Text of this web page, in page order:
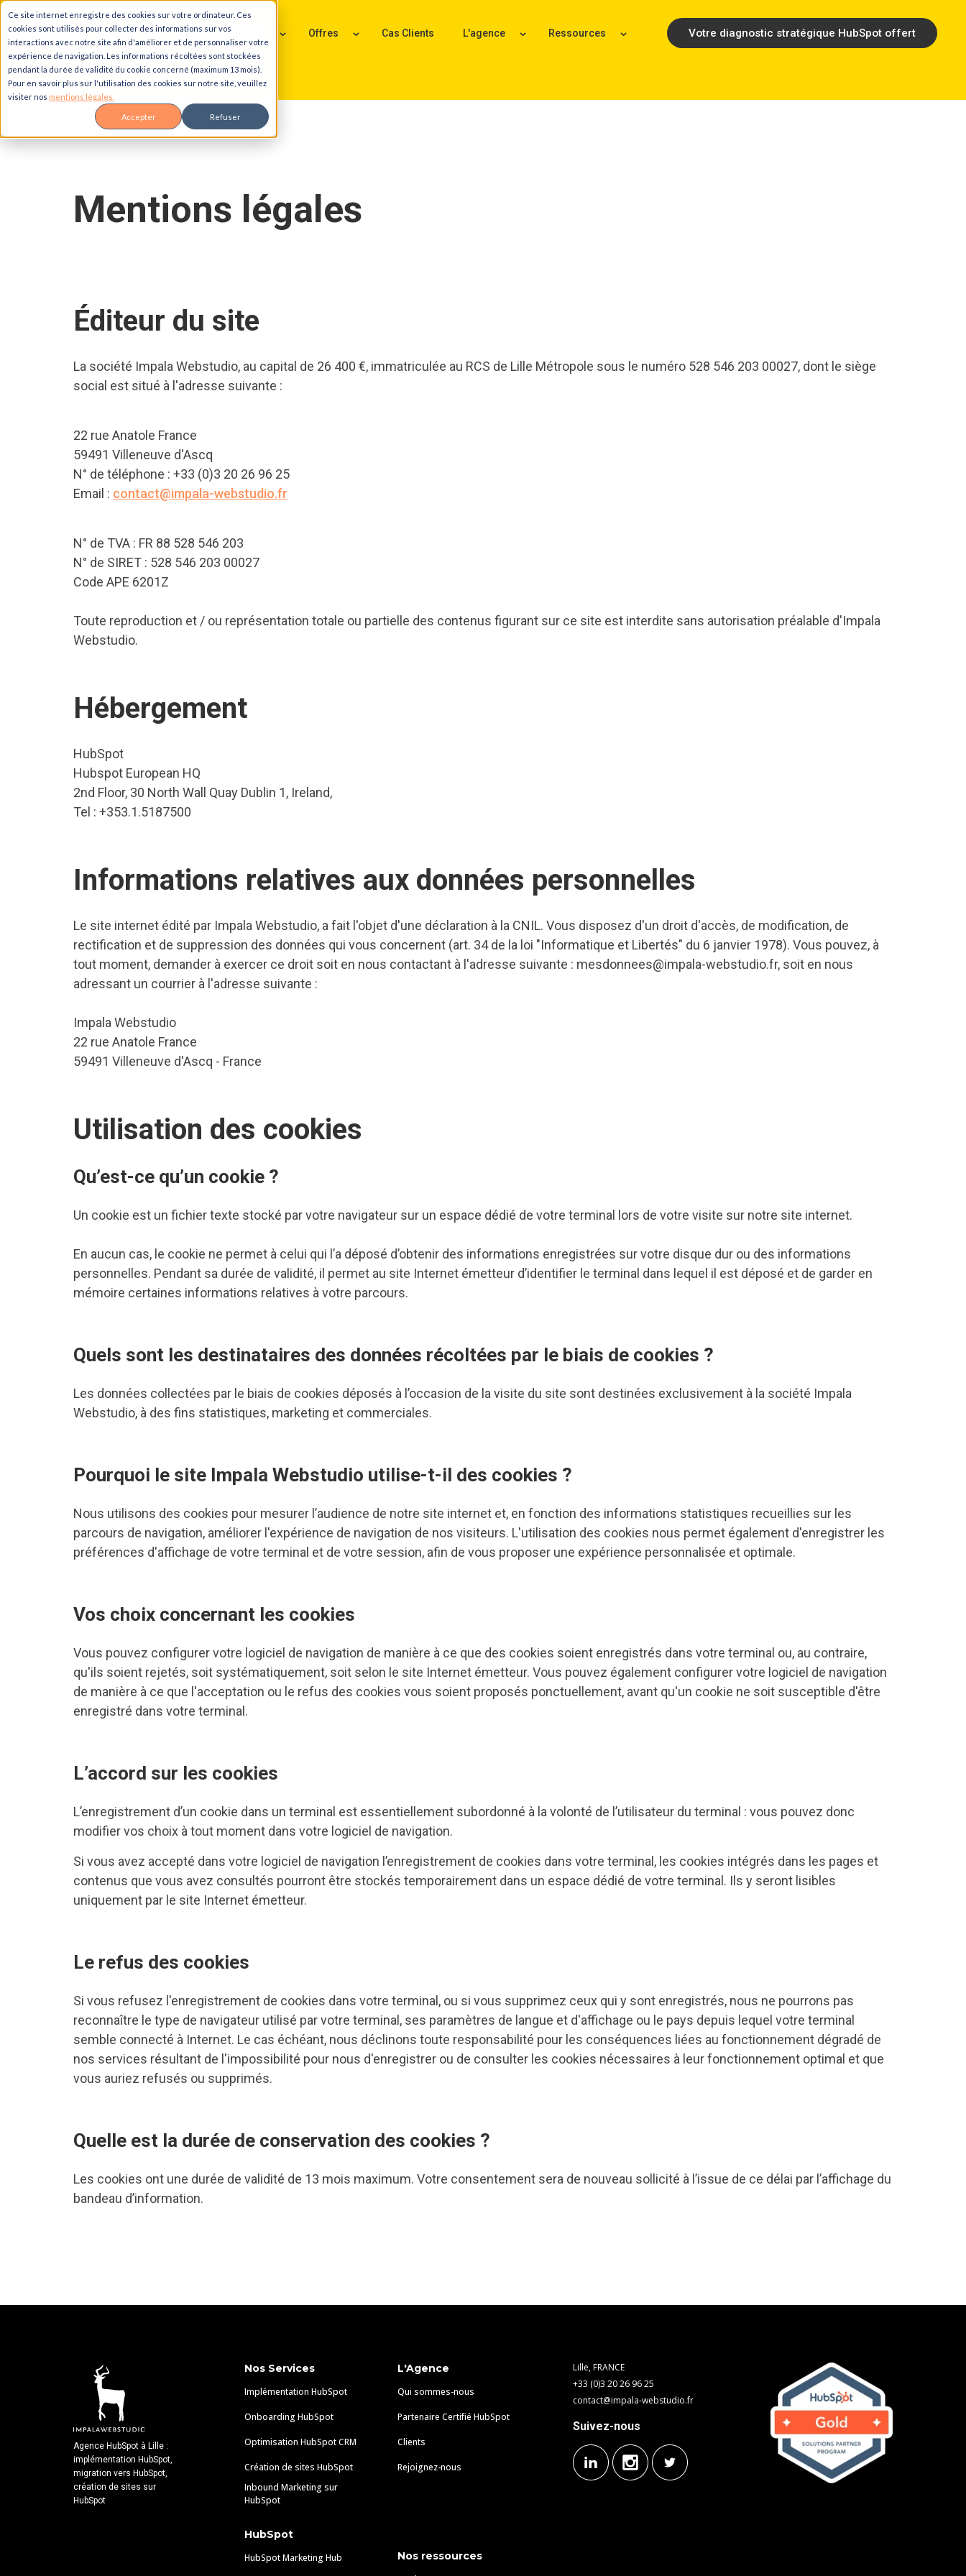
Ce site internet enregistre des cookies sur votre ordinateur. Ces
cookies sont utilisés pour collecter des informations sur vos
interactions avec notre site afin d'améliorer et de personnaliser votre
expérience de navigation. Les informations récoltées sont stockées
pendant la durée de validité du cookie concerné (maximum 13 mois).
Pour en savoir plus sur l'utilisation des cookies sur notre site, veuillez
visiter nos mentions légales.
Accepter Refuser
Aller au contenu principal
Aller à la navigation principale
Aller au pied de page
Services HubSpot Offres Cas Clients L'agence Ressources Votre diagnostic stratégique HubSpot offert
Accueil Mentions légales
Mentions légales
Éditeur du site
La société Impala Webstudio, au capital de 26 400 €, immatriculée au RCS de Lille Métropole sous le numéro 528 546 203 00027, dont le siège
social est situé à l'adresse suivante :
22 rue Anatole France
59491 Villeneuve d'Ascq
N° de téléphone : +33 (0)3 20 26 96 25
Email : contact@impala-webstudio.fr
N° de TVA : FR 88 528 546 203
N° de SIRET : 528 546 203 00027
Code APE 6201Z
Toute reproduction et / ou représentation totale ou partielle des contenus figurant sur ce site est interdite sans autorisation préalable d'Impala
Webstudio.
Hébergement
HubSpot
Hubspot European HQ
2nd Floor, 30 North Wall Quay Dublin 1, Ireland,
Tel : +353.1.5187500
Informations relatives aux données personnelles
Le site internet édité par Impala Webstudio, a fait l'objet d'une déclaration à la CNIL. Vous disposez d'un droit d'accès, de modification, de
rectification et de suppression des données qui vous concernent (art. 34 de la loi "Informatique et Libertés" du 6 janvier 1978). Vous pouvez, à
tout moment, demander à exercer ce droit soit en nous contactant à l'adresse suivante : mesdonnees@impala-webstudio.fr, soit en nous
adressant un courrier à l'adresse suivante :
Impala Webstudio
22 rue Anatole France
59491 Villeneuve d'Ascq - France
Utilisation des cookies
Qu’est-ce qu’un cookie ?
Un cookie est un fichier texte stocké par votre navigateur sur un espace dédié de votre terminal lors de votre visite sur notre site internet.
En aucun cas, le cookie ne permet à celui qui l’a déposé d’obtenir des informations enregistrées sur votre disque dur ou des informations
personnelles. Pendant sa durée de validité, il permet au site Internet émetteur d’identifier le terminal dans lequel il est déposé et de garder en
mémoire certaines informations relatives à votre parcours.
Quels sont les destinataires des données récoltées par le biais de cookies ?
Les données collectées par le biais de cookies déposés à l’occasion de la visite du site sont destinées exclusivement à la société Impala
Webstudio, à des fins statistiques, marketing et commerciales.
Pourquoi le site Impala Webstudio utilise-t-il des cookies ?
Nous utilisons des cookies pour mesurer l’audience de notre site internet et, en fonction des informations statistiques recueillies sur les
parcours de navigation, améliorer l'expérience de navigation de nos visiteurs. L'utilisation des cookies nous permet également d'enregistrer les
préférences d'affichage de votre terminal et de votre session, afin de vous proposer une expérience personnalisée et optimale.
Vos choix concernant les cookies
Vous pouvez configurer votre logiciel de navigation de manière à ce que des cookies soient enregistrés dans votre terminal ou, au contraire,
qu'ils soient rejetés, soit systématiquement, soit selon le site Internet émetteur. Vous pouvez également configurer votre logiciel de navigation
de manière à ce que l'acceptation ou le refus des cookies vous soient proposés ponctuellement, avant qu'un cookie ne soit susceptible d'être
enregistré dans votre terminal.
L’accord sur les cookies
L’enregistrement d’un cookie dans un terminal est essentiellement subordonné à la volonté de l’utilisateur du terminal : vous pouvez donc
modifier vos choix à tout moment dans votre logiciel de navigation.
Si vous avez accepté dans votre logiciel de navigation l’enregistrement de cookies dans votre terminal, les cookies intégrés dans les pages et
contenus que vous avez consultés pourront être stockés temporairement dans un espace dédié de votre terminal. Ils y seront lisibles
uniquement par le site Internet émetteur.
Le refus des cookies
Si vous refusez l'enregistrement de cookies dans votre terminal, ou si vous supprimez ceux qui y sont enregistrés, nous ne pourrons pas
reconnaître le type de navigateur utilisé par votre terminal, ses paramètres de langue et d'affichage ou le pays depuis lequel votre terminal
semble connecté à Internet. Le cas échéant, nous déclinons toute responsabilité pour les conséquences liées au fonctionnement dégradé de
nos services résultant de l'impossibilité pour nous d'enregistrer ou de consulter les cookies nécessaires à leur fonctionnement optimal et que
vous auriez refusés ou supprimés.
Quelle est la durée de conservation des cookies ?
Les cookies ont une durée de validité de 13 mois maximum. Votre consentement sera de nouveau sollicité à l’issue de ce délai par l’affichage du
bandeau d’information.
Agence HubSpot à Lille :
implémentation HubSpot,
migration vers HubSpot,
création de sites sur
HubSpot
Nos Services
Implémentation HubSpot
Onboarding HubSpot
Optimisation HubSpot CRM
Création de sites HubSpot
Inbound Marketing sur
HubSpot
L'Agence
Qui sommes-nous
Partenaire Certifié HubSpot
Clients
Rejoignez-nous
HubSpot
HubSpot Marketing Hub Nos ressources
Lille, FRANCE
+33 (0)3 20 26 96 25
contact@impala-webstudio.fr
Suivez-nous